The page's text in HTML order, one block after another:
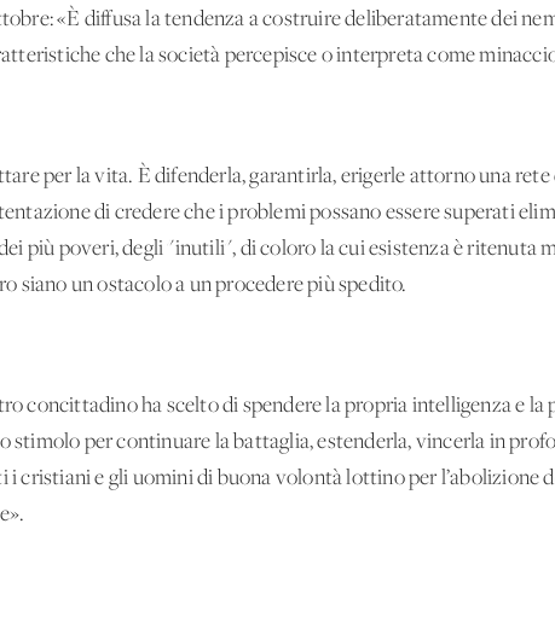
«È diffusa la tendenza a costruire deliberatamente dei
che la società percepisce o interpreta come
per la vita. È difenderla, garantirla, erigerle attorno una
di credere che i problemi possano essere superati
più poveri, degli "inutili", di coloro la cui esistenza è ritenuta
siano un ostacolo a un procedere più spedito.
concittadino ha scelto di spendere la propria intelligenza e la
stimolo per continuare la battaglia, estenderla, vincerla in
cristiani e gli uomini di buona volontà lottino per l’abolizione